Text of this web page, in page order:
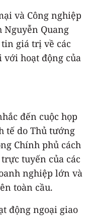
và Công nghiệp
Nguyễn Quang
giá trị về các
với hoạt động của
đến cuộc họp
tế do Thủ tướng
Chính phủ cách
tuyến của các
nghiệp lớn và
toàn cầu.
động ngoại giao